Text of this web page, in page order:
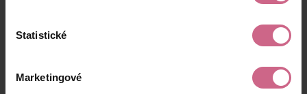
Statistické
Marketingové